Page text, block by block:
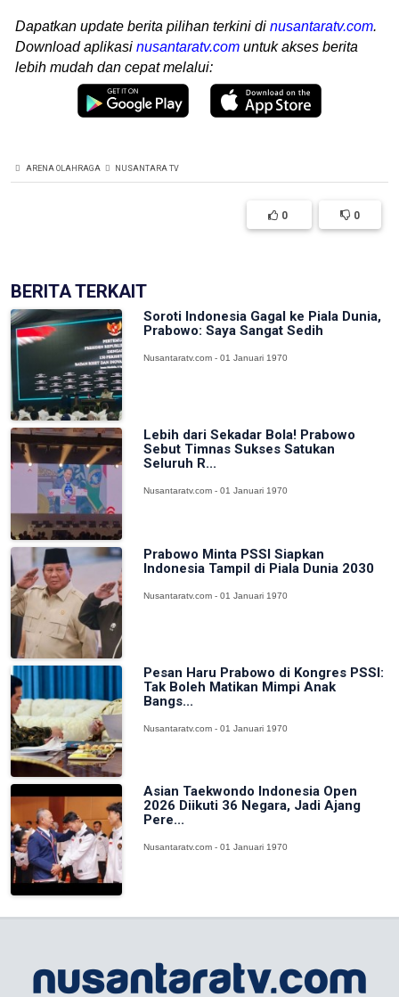
Dapatkan update berita pilihan terkini di nusantaratv.com.
Download aplikasi nusantaratv.com untuk akses berita
lebih mudah dan cepat melalui:
ARENA OLAHRAGA NUSANTARA TV
0 0
BERITA TERKAIT
Soroti Indonesia Gagal ke Piala Dunia,
Prabowo: Saya Sangat Sedih
Nusantaratv.com - 01 Januari 1970
Lebih dari Sekadar Bola! Prabowo
Sebut Timnas Sukses Satukan
Seluruh R...
Nusantaratv.com - 01 Januari 1970
Prabowo Minta PSSI Siapkan
Indonesia Tampil di Piala Dunia 2030
Nusantaratv.com - 01 Januari 1970
Pesan Haru Prabowo di Kongres PSSI:
Tak Boleh Matikan Mimpi Anak
Bangs...
Nusantaratv.com - 01 Januari 1970
Asian Taekwondo Indonesia Open
2026 Diikuti 36 Negara, Jadi Ajang
Pere...
Nusantaratv.com - 01 Januari 1970